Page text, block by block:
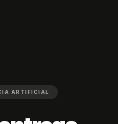
ARTIFICIAL